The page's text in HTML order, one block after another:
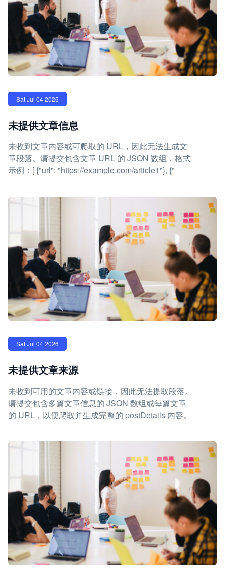
Sat Jul 04 2026
未提供文章信息
未收到文章内容或可爬取的 URL，因此无法生成文
章段落。请提交包含文章 URL 的 JSON 数组，格式
示例：[ {"url": "https://example.com/article1"}, {"
Sat Jul 04 2026
未提供文章来源
未收到可用的文章内容或链接，因此无法提取段落。
请提交包含多篇文章信息的 JSON 数组或每篇文章
的 URL，以便爬取并生成完整的 postDetails 内容。